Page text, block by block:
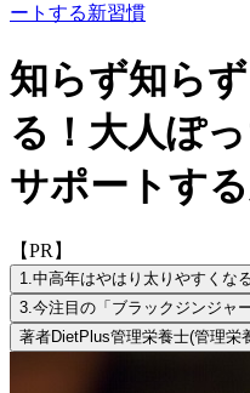
ートする新習慣
知らず知ら
る！大人ぽ
サポートす
【PR】
1.中高年はやはり太りやすくな
3.今注目の「ブラックジンジャ
著者DietPlus管理栄養士(管理栄